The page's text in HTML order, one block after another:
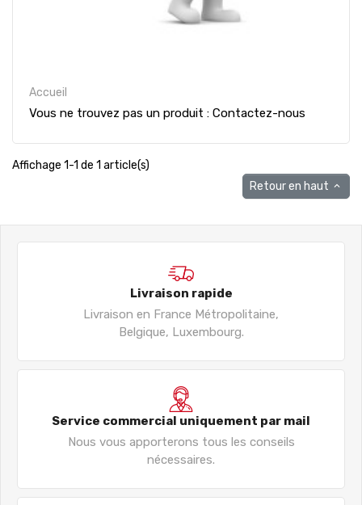
Accueil
Vous ne trouvez pas un produit : Contactez-nous
Affichage 1-1 de 1 article(s)
Retour en haut 
Livraison rapide
Livraison en France Métropolitaine,
Belgique, Luxembourg.
Service commercial uniquement par mail
Nous vous apporterons tous les conseils
nécessaires.